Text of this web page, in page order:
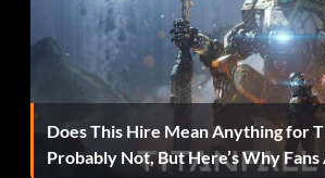
Consultation Terminer la treizième
Survivant Terminez le jeu dans la
Ripley, Signing Off Terminez le jeu
niveau de difficulté.
Does This Hire Mean Anything for
Probably Not, But Here’s Why